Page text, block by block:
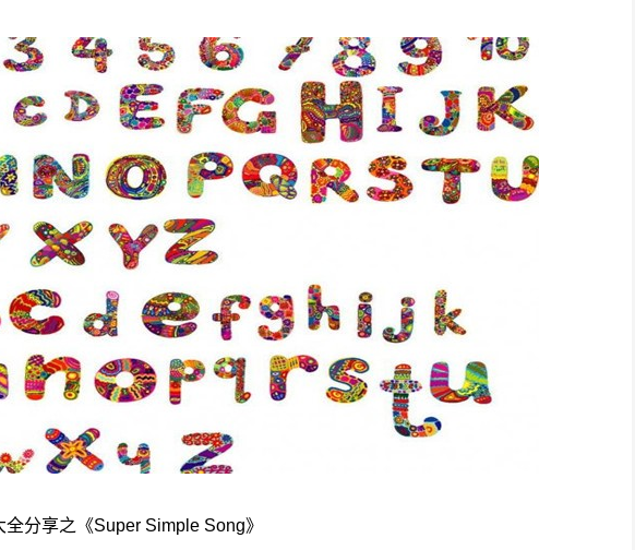
分享之《Super Simple Song》